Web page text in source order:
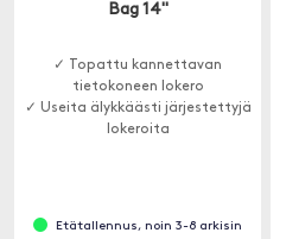
Bag 14"
✓ Topattu kannettavan
tietokoneen lokero
✓ Useita älykkäästi järjestettyjä
lokeroita
Etätallennus, noin 3-8 arkisin